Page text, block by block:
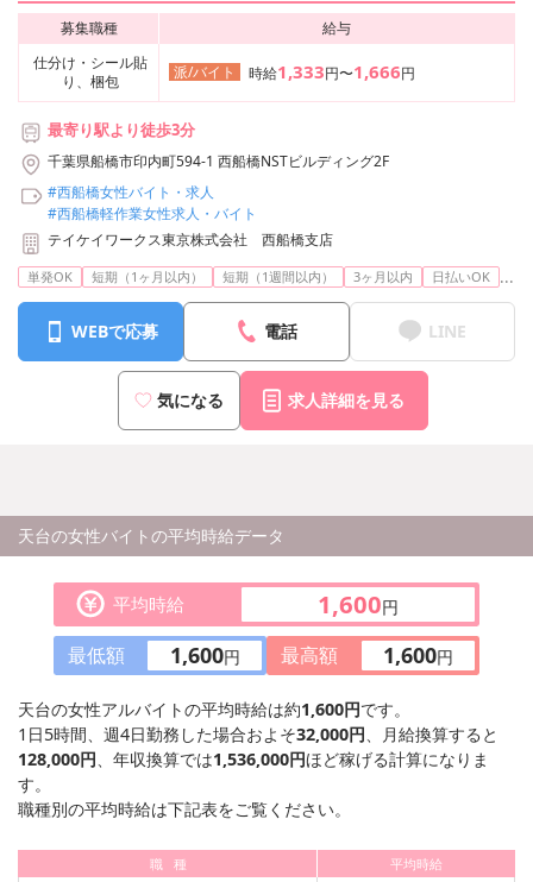
募集職種
給与
仕分け・シール貼
り、梱包
派/バイト 時給1,333円〜1,666円
最寄り駅より徒歩3分
千葉県船橋市印内町594-1 西船橋NSTビルディング2F
#西船橋女性バイト・求人
#西船橋軽作業女性求人・バイト
テイケイワークス東京株式会社 西船橋支店
単発OK 短期（1ヶ月以内） 短期（1週間以内） 3ヶ月以内 日払いOK ...
WEBで応募 電話 LINE
気になる 求人詳細を見る
天台の女性バイトの平均時給データ
平均時給 1,600円
最低額 1,600円 最高額 1,600円
天台の女性アルバイトの平均時給は約1,600円です。
1日5時間、週4日勤務した場合およそ32,000円、月給換算すると
128,000円、年収換算では1,536,000円ほど稼げる計算になりま
す。
職種別の平均時給は下記表をご覧ください。
職 種
平均時給